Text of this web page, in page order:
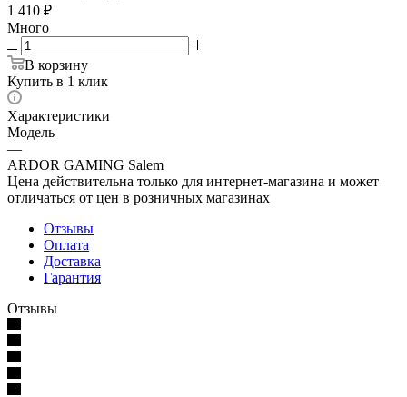
1 410 ₽
Много
В корзину
Купить в 1 клик
Характеристики
Модель
—
ARDOR GAMING Salem
Цена действительна только для интернет-магазина и может
отличаться от цен в розничных магазинах
Отзывы
Оплата
Доставка
Гарантия
Отзывы